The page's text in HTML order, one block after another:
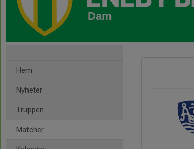
Dam
Hem
Nyheter
Truppen
Matcher